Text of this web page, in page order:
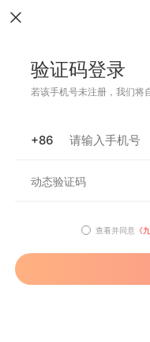
验证码登录
若该手机号未注册，我们将
+86
查看并同意 《